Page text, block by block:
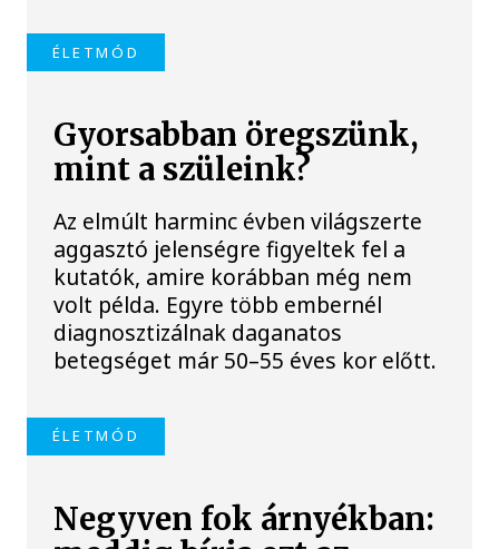
ÉLETMÓD
Gyorsabban öregszünk,
mint a szüleink?
Az elmúlt harminc évben világszerte
aggasztó jelenségre figyeltek fel a
kutatók, amire korábban még nem
volt példa. Egyre több embernél
diagnosztizálnak daganatos
betegséget már 50–55 éves kor előtt.
ÉLETMÓD
Negyven fok árnyékban: